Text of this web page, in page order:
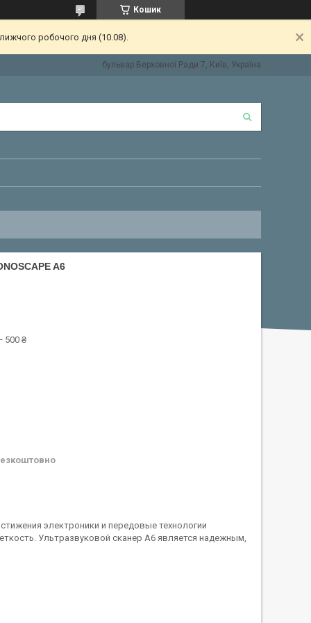
Кошик
робочого дня (10.08).
бульвар Верховної Ради 7, Київ, Україна
A6
500 ₴
электроники и передовые технологии
Ультразвуковой сканер A6 является надежным,